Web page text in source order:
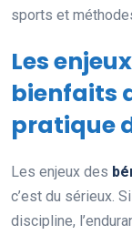
sports et
Les
bienfaits
pratique
Les enjeux des
c’est du sérieux.
discipline,